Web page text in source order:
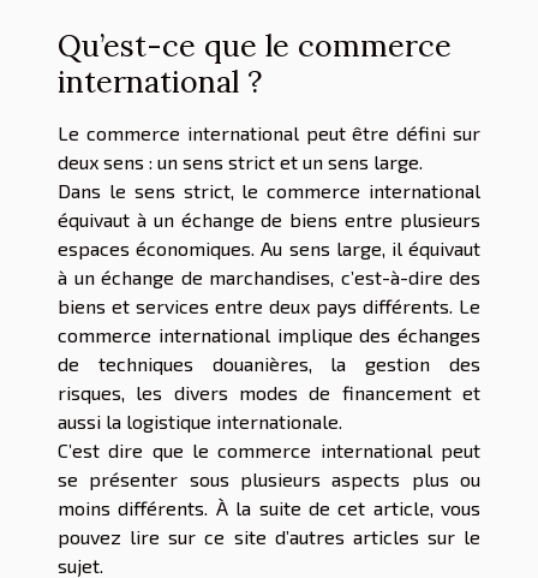
Qu’est-ce que le commerce
international ?
Le commerce international peut être défini sur
deux sens : un sens strict et un sens large.
Dans le sens strict, le commerce international
équivaut à un échange de biens entre plusieurs
espaces économiques. Au sens large, il équivaut
à un échange de marchandises, c’est-à-dire des
biens et services entre deux pays différents. Le
commerce international implique des échanges
de techniques douanières, la gestion des
risques, les divers modes de financement et
aussi la logistique internationale.
C’est dire que le commerce international peut
se présenter sous plusieurs aspects plus ou
moins différents. À la suite de cet article, vous
pouvez lire sur ce site d’autres articles sur le
sujet.